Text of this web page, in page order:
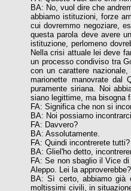
BA: No, vuol dire che
abbiamo istituzioni, forze
cui dovremmo negoziare,
questa parola deve avere
istituzione, perlomeno
Nella crisi attuale lei deve
un processo condiviso tra
con un carattere
marionette manovrate dal
puramente siriana. Noi
siano legittime, ma bisogna
FA: Significa che non si
BA: Noi possiamo
FA: Davvero?
BA: Assolutamente.
FA: Quindi incontrerete tutti?
BA: Gliel'ho detto,
FA: Se non sbaglio il Vice
Aleppo. Lei la approverebbe?
BA: Sì certo, abbiamo già
moltissimi civili, in